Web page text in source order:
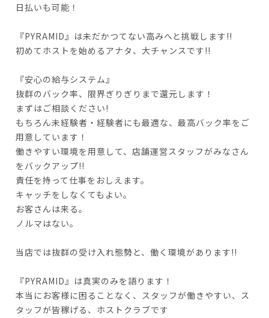
日払いも可能！
『PYRAMID』は未だかつてない高みへと挑戦します!!
初めてホストを始めるアナタ、大チャンスです!!
『安心の給与システム』
抜群のバック率、限界ぎりぎりまで還元します！
まずはご相談ください!
もちろん未経験者・経験者にも最適な、最高バック率をご
用意しています！
働きやすい環境を用意して、店舗運営スタッフがみなさん
をバックアップ!!
責任を持って仕事をおしえます。
キャッチをしなくてもよい。
お客さんは来る。
ノルマはない。
当店では抜群の受け入れ態勢と、働く環境があります!!
『PYRAMID』は真実のみを語ります！
本当にお客様に困ることなく、スタッフが働きやすい、ス
タッフが皆稼げる、ホストクラブです